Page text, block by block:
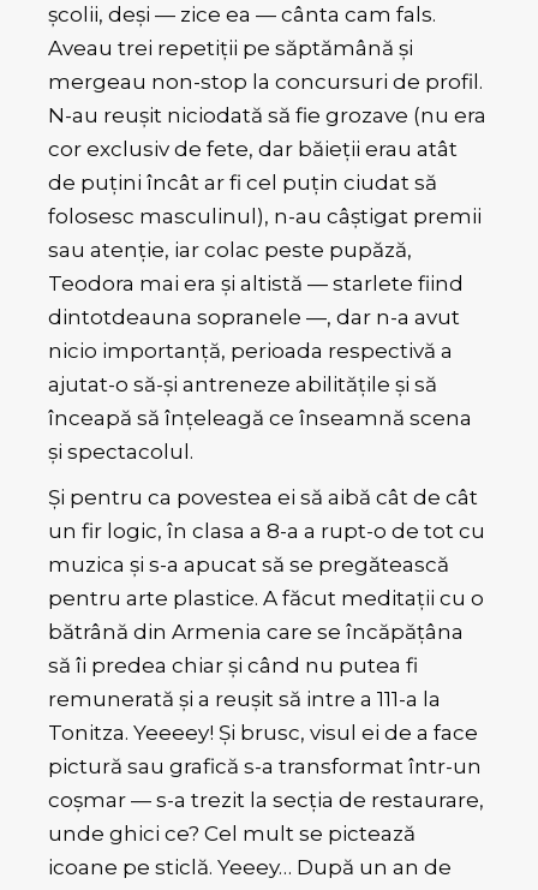
școlii, deși — zice ea — cânta cam fals.
Aveau trei repetiții pe săptămână și
mergeau non-stop la concursuri de profil.
N-au reușit niciodată să fie grozave (nu era
cor exclusiv de fete, dar băieții erau atât
de puțini încât ar fi cel puțin ciudat să
folosesc masculinul), n-au câștigat premii
sau atenție, iar colac peste pupăză,
Teodora mai era și altistă — starlete fiind
dintotdeauna sopranele —, dar n-a avut
nicio importanță, perioada respectivă a
ajutat-o să-și antreneze abilitățile și să
înceapă să înțeleagă ce înseamnă scena
și spectacolul.
Și pentru ca povestea ei să aibă cât de cât
un fir logic, în clasa a 8-a a rupt-o de tot cu
muzica și s-a apucat să se pregătească
pentru arte plastice. A făcut meditații cu o
bătrână din Armenia care se încăpățâna
să îi predea chiar și când nu putea fi
remunerată și a reușit să intre a 111-a la
Tonitza. Yeeeey! Și brusc, visul ei de a face
pictură sau grafică s-a transformat într-un
coșmar — s-a trezit la secția de restaurare,
unde ghici ce? Cel mult se pictează
icoane pe sticlă. Yeeey… După un an de